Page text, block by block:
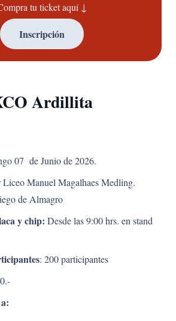
tu ticket aquí ↓
Inscripción
Ardillita
07 de Junio de 2026.
Liceo Manuel Magalhaes Medling.
de Almagro
y chip: Desde las 9:00 hrs. en stand
: 200 participantes